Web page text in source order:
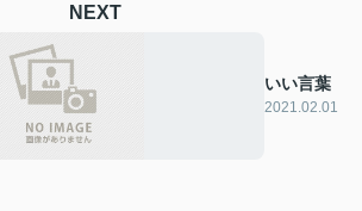
NEXT
いい言葉
2021.02.01